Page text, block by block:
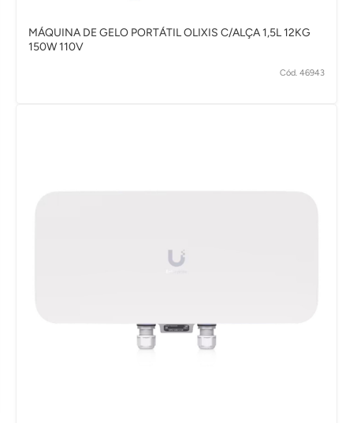
MÁQUINA DE GELO PORTÁTIL OLIXIS C/ALÇA 1,5L 12KG
150W 110V
Cód. 46943